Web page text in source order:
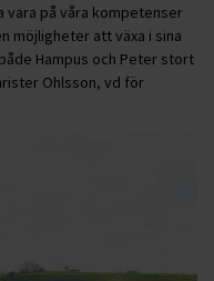
på våra kompetenser
möjligheter att växa i sina
Hampus och Peter stort
Ohlsson, vd för